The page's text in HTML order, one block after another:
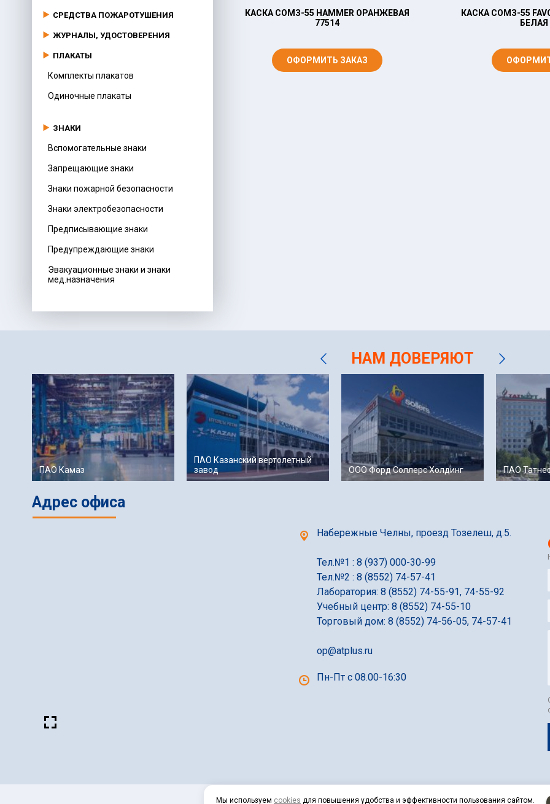
СРЕДСТВА ПОЖАРОТУШЕНИЯ
ЖУРНАЛЫ, УДОСТОВЕРЕНИЯ
ПЛАКАТЫ
Комплекты плакатов
Одиночные плакаты
ЗНАКИ
Вспомогательные знаки
Запрещающие знаки
Знаки пожарной безопасности
Знаки электробезопасности
Предписывающие знаки
Предупреждающие знаки
Эвакуационные знаки и знаки
мед.назначения
КАСКА СОМЗ-55 FAVORI®T TERMO RAPID
ОФОРМИТЬ ЗАКАЗ
КАСКА СОМЗ-55 HAMMER ОРАНЖЕВАЯ
77514
ОФОРМИТЬ ЗАКАЗ
КАСКА СОМЗ-55
БЕЛАЯ
НАМ ДОВЕРЯЮТ
ПАО Камаз
ПАО Казанский вертолетный
завод
ООО Форд Соллерс Холдинг ПАО
Адрес офиса
Набережные Челны, проезд Тозелеш, д.5.
Тел.№1 : 8 (937) 000-30-99
Тел.№2 : 8 (8552) 74-57-41
Лаборатория: 8 (8552) 74-55-91, 74-55-92
Учебный центр: 8 (8552) 74-55-10
Торговый дом: 8 (8552) 74-56-05, 74-57-41
op@atplus.ru
Пн-Пт с 08.00-16:30
Мы используем cookies для повышения удобства и эффективности пользования сайтом.